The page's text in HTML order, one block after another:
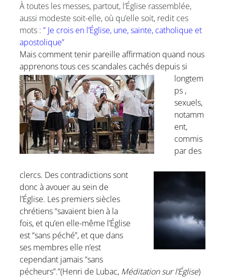
À toutes les messes, partout, l’Église rassemblée,
aussi modeste soit-elle, où qu’elle soit, redit ces
mots : ” Je crois en l’Église, une, sainte, catholique et
apostolique”
Mais comment tenir pareille affirmation quand nous
apprenons tous cesscandales cachés depuis si
longtem
ps ,
sexuels,
notamm
ent,
commis
par des
clercs. Des contradictions sont
donc à avouer au sein de
l’Église. Les premiers siècles
chrétiens“savaient bien à la
fois, et qu’en elle-même l’Église
est “sans péché”, et que dans
ses membres elle n’est
cependant jamais “sans
pécheurs”.”(Henri de Lubac, Méditation sur l’Église)